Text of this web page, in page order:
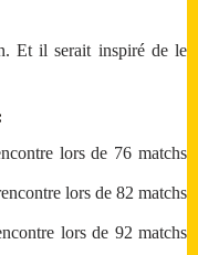
Et il serait inspiré de le
lors de 76 matchs
lors de 82 matchs
lors de 92 matchs